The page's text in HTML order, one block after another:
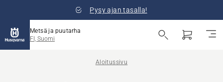
Pysy ajan tasalla!
Metsä ja puutarha
FI, Suomi
Aloitussivu